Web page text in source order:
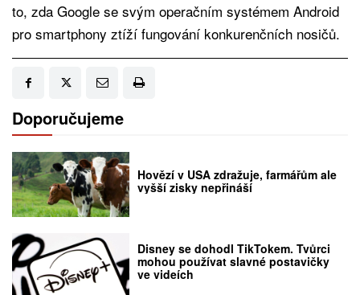
to, zda Google se svým operačním systémem Android
pro smartphony ztíží fungování konkurenčních nosičů.
Doporučujeme
Hovězí v USA zdražuje, farmářům ale
vyšší zisky nepřináší
Disney se dohodl TikTokem. Tvůrci
mohou používat slavné postavičky
ve videích